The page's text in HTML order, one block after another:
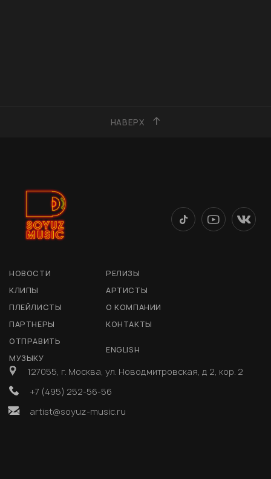
НАВЕРХ
НОВОСТИ
РЕЛИЗЫ
КЛИПЫ
АРТИСТЫ
ПЛЕЙЛИСТЫ
О КОМПАНИИ
ПАРТНЕРЫ
КОНТАКТЫ
ОТПРАВИТЬ
МУЗЫКУ
ENGLISH
127055, г. Москва, ул. Новодмитровская, д 2, кор. 2
+7 (495) 252-56-56
artist@soyuz-music.ru